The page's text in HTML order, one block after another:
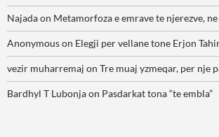
Najadaon Metamorfoza e emrave te njerezve,
Anonymouson Elegji per vellane tone Erjon
vezir muharremaj on Tre muaj yzmeqar, per nje
Bardhyl T Lubonjaon Pasdarkat tona “te embla”